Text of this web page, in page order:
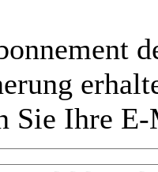
Sie Ihre